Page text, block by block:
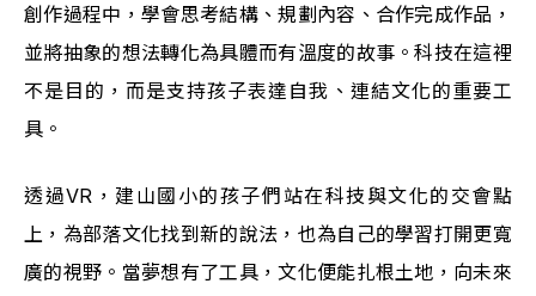
創作過程中，學會思考結構、規劃內容、合作完成作品，
並將抽象的想法轉化為具體而有溫度的故事。科技在這裡
不是目的，而是支持孩子表達自我、連結文化的重要工
具。
透過VR，建山國小的孩子們站在科技與文化的交會點
上，為部落文化找到新的說法，也為自己的學習打開更寬
廣的視野。當夢想有了工具，文化便能扎根土地，向未來